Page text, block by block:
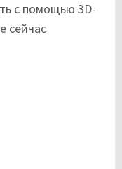
с помощью 3D-
сейчас